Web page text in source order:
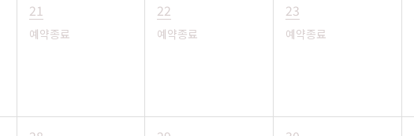
21
예약종료
22
예약종료
23
예약종료